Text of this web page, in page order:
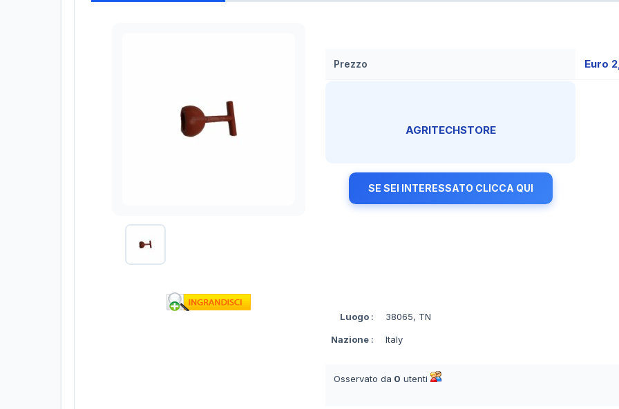
Prezzo Euro
AGRITECHSTORE
SE SEI INTERESSATO CLICCA QUI
Luogo : 38065, TN
Nazione : Italy
Osservato da 0 utenti